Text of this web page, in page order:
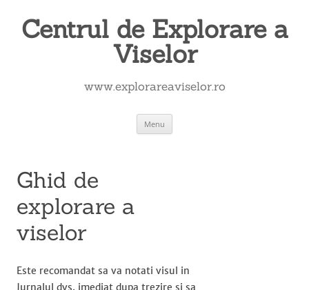
content
Centrul de Explorare a
Viselor
www.explorareaviselor.ro
Menu
Ghid de
explorare a
viselor
Este recomandat sa va notati visul in
Jurnalul dvs. imediat dupa trezire si sa